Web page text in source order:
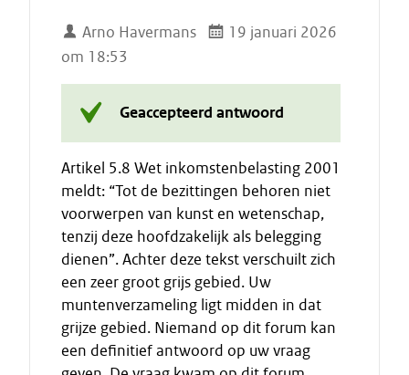
Arno Havermans
19 januari 2026
om 18:53
Geaccepteerd antwoord
Artikel 5.8 Wet inkomstenbelasting 2001
meldt: “Tot de bezittingen behoren niet
voorwerpen van kunst en wetenschap,
tenzij deze hoofdzakelijk als belegging
dienen”. Achter deze tekst verschuilt zich
een zeer groot grijs gebied. Uw
muntenverzameling ligt midden in dat
grijze gebied. Niemand op dit forum kan
een definitief antwoord op uw vraag